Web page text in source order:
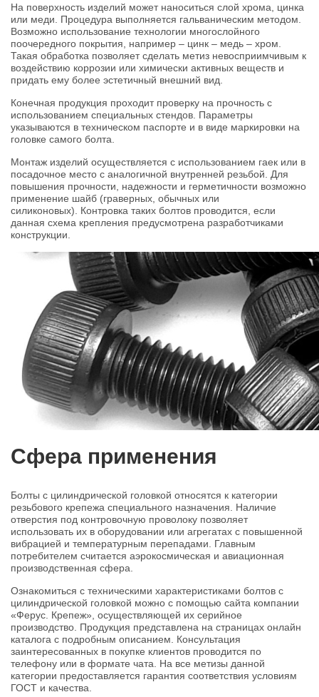
На поверхность изделий может наноситься слой хрома, цинка
или меди. Процедура выполняется гальваническим методом.
Возможно использование технологии многослойного
поочередного покрытия, например – цинк – медь – хром.
Такая обработка позволяет сделать метиз невосприимчивым к
воздействию коррозии или химически активных веществ и
придать ему более эстетичный внешний вид.
Конечная продукция проходит проверку на прочность с
использованием специальных стендов. Параметры
указываются в техническом паспорте и в виде маркировки на
головке самого болта.
Монтаж изделий осуществляется с использованием гаек или в
посадочное место с аналогичной внутренней резьбой. Для
повышения прочности, надежности и герметичности возможно
применение шайб (граверных, обычных или
силиконовых). Контровка таких болтов проводится, если
данная схема крепления предусмотрена разработчиками
конструкции.
Сфера применения
Болты с цилиндрической головкой относятся к категории
резьбового крепежа специального назначения. Наличие
отверстия под контровочную проволоку позволяет
использовать их в оборудовании или агрегатах с повышенной
вибрацией и температурным перепадами. Главным
потребителем считается аэрокосмическая и авиационная
производственная сфера.
Ознакомиться с техническими характеристиками болтов с
цилиндрической головкой можно с помощью сайта компании
«Ферус. Крепеж», осуществляющей их серийное
производство. Продукция представлена на страницах онлайн
каталога с подробным описанием. Консультация
заинтересованных в покупке клиентов проводится по
телефону или в формате чата. На все метизы данной
категории предоставляется гарантия соответствия условиям
ГОСТ и качества.